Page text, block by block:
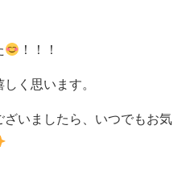
！！！
く思います。
いましたら、いつでもお気